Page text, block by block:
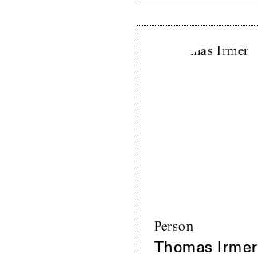
Person
Thomas Irmer